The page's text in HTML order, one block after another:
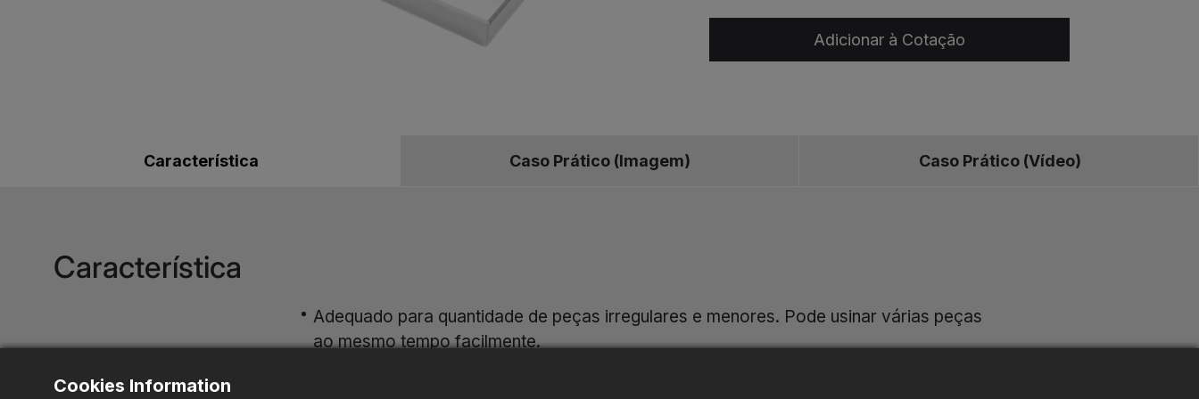
Adicionar à Cotação
Característica Caso Prático (Imagem) Caso Prático (Vídeo)
Característica
Adequado para quantidade de peças irregulares e menores. Pode usinar várias peças
ao mesmo tempo facilmente.
Cookies Information